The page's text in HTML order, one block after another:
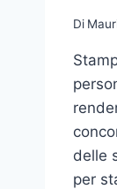
Di
delle
per